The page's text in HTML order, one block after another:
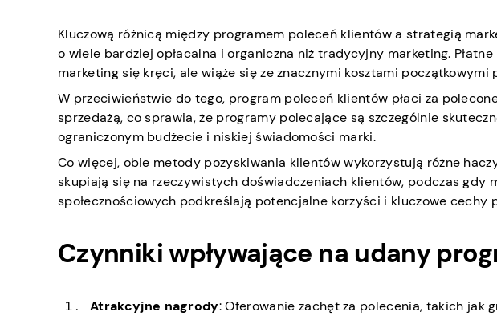
Kluczową różnicą między programem poleceń klientów a strategią
o wiele bardziej opłacalna i organiczna niż tradycyjny marketing.
marketing się kręci, ale wiąże się ze znacznymi kosztami
W przeciwieństwie do tego, program poleceń klientów płaci za
sprzedażą, co sprawia, że programy polecające są szczególnie
ograniczonym budżecie i niskiej świadomości marki.
Co więcej, obie metody pozyskiwania klientów wykorzystują różne
skupiają się na rzeczywistych doświadczeniach klientów, podczas gdy
społecznościowych podkreślają potencjalne korzyści i kluczowe cechy
Czynniki wpływające na udany
Atrakcyjne nagrody: Oferowanie zachęt za polecenia, takich jak